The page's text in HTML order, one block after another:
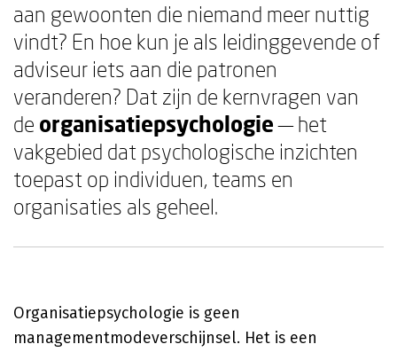
aan gewoonten die niemand meer nuttig
vindt? En hoe kun je als leidinggevende of
adviseur iets aan die patronen
veranderen? Dat zijn de kernvragen van
de organisatiepsychologie— het
vakgebied dat psychologische inzichten
toepast op individuen, teams en
organisaties als geheel.
Organisatiepsychologie is geen
managementmodeverschijnsel. Het is een